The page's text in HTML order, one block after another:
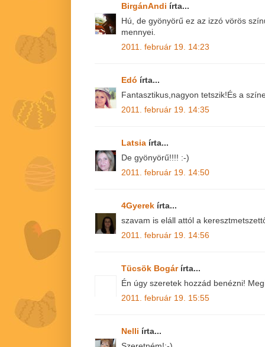
BirgánAndi írta...
Hú, de gyönyörű ez az izzó vörös
mennyei.
2011. február 19. 14:23
Edó írta...
Fantasztikus,nagyon tetszik!És a
2011. február 19. 14:35
Latsia írta...
De gyönyörű!!!! :-)
2011. február 19. 14:50
4Gyerek írta...
szavam is eláll attól a
2011. február 19. 14:56
Tücsök Bogár írta...
Én úgy szeretek hozzád benézni!
2011. február 19. 15:55
Nelli írta...